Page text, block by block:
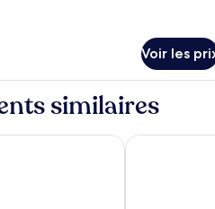
Voir les
similaires
EL Hotel